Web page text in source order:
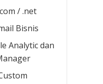
/ .net
Bisnis
Analytic dan